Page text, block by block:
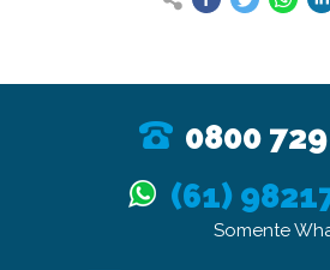
0800
(61)
Somente